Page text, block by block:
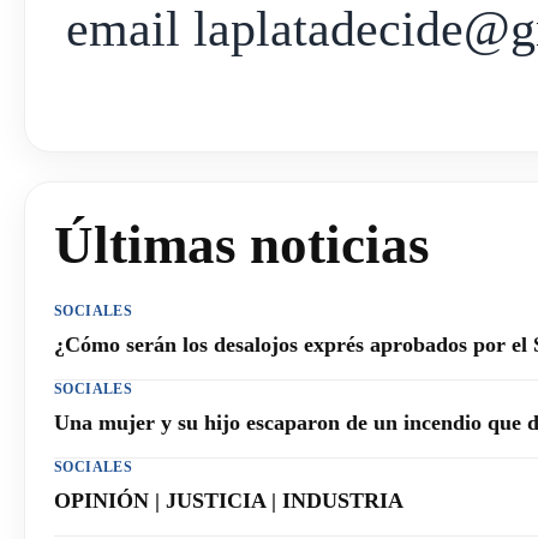
email
Últimas noticias
SOCIALES
¿Cómo serán los desalojos exprés aprobados por el
SOCIALES
Una mujer y su hijo escaparon de un incendio que
SOCIALES
OPINIÓN | JUSTICIA | INDUSTRIA